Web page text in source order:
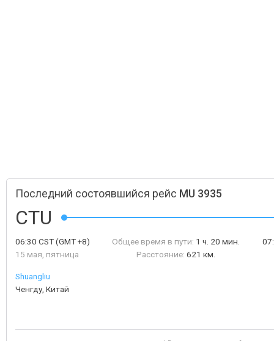
Последний состоявшийся рейс MU 3935
CTU
06:30 CST(GMT +8)
15 мая, пятница
Общее время в пути: 1 ч. 20 мин.
Расстояние: 621 км.
Shuangliu
Ченгду, Китай